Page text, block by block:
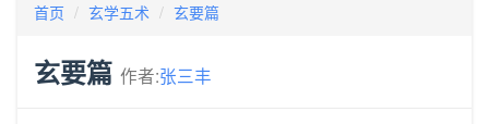
首页 玄学五术 玄要篇
玄要篇 作者:张三丰